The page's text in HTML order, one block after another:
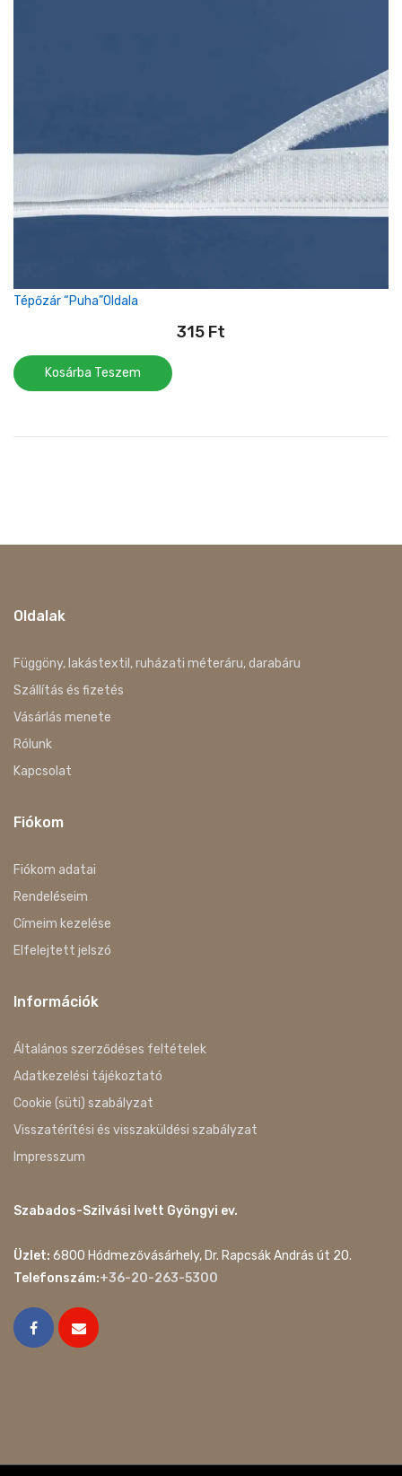
Tépőzár “puha”oldala
315 Ft
Kosárba Teszem
Oldalak
Függöny, lakástextil, ruházati méteráru, darabáru
Szállítás és fizetés
Vásárlás menete
Rólunk
Kapcsolat
Fiókom
Fiókom adatai
Rendeléseim
Címeim kezelése
Elfelejtett jelszó
Információk
Általános szerződéses feltételek
Adatkezelési tájékoztató
Cookie (süti) szabályzat
Visszatérítési és visszaküldési szabályzat
Impresszum
Szabados-Szilvási Ivett Gyöngyi ev.
Üzlet: 6800 Hódmezővásárhely, Dr. Rapcsák András út 20.
Telefonszám:+36-20-263-5300